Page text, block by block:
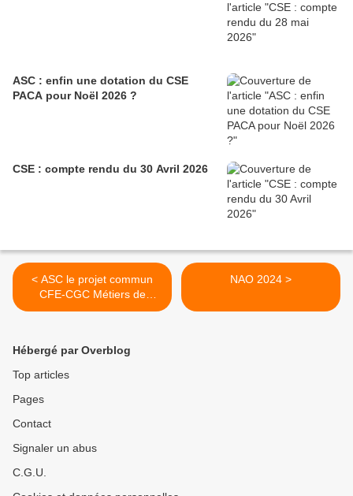
ASC : enfin une dotation du CSE
PACA pour Noël 2026 ?
CSE : compte rendu du 30 Avril 2026
< ASC le projet commun
CFE-CGC Métiers de
l'Emploi / FO
NAO 2024 >
Hébergé par Overblog
Top articles
Pages
Contact
Signaler un abus
C.G.U.